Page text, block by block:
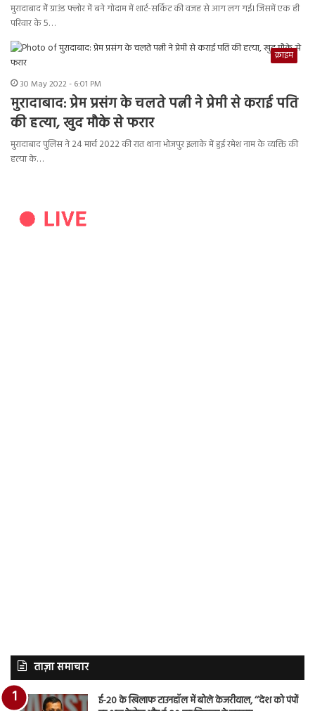
मुरादाबाद मेें ग्राउंड फ्लोर में बने गोदाम में शार्ट-सर्किट की वजह से आग लग गई। जिसमें एक ही
परिवार के 5…
क्राइम
30 May 2022 - 6:01 PM
मुरादाबाद: प्रेम प्रसंग के चलते पत्नी ने प्रेमी से कराई पति
की हत्या, खुद मौके से फरार
मुरादाबाद पुलिस ने 24 मार्च 2022 की रात थाना भोजपुर इलाके में हुई रमेश नाम के व्यक्ति की
हत्या के…
ताज़ा समाचार
ई-20 के खिलाफ टाउनहॉल में बोले केजरीवाल, ‘‘देश को पंपों